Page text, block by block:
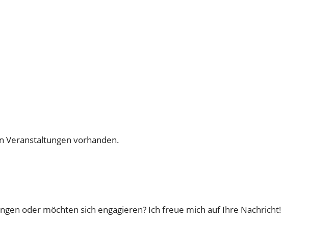
Veranstaltungen vorhanden.
oder möchten sich engagieren? Ich freue mich auf Ihre Nachricht!